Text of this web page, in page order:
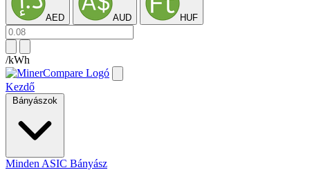
AED AUD HUF
/kWh
Kezdő
Bányászok
Minden ASIC Bányász